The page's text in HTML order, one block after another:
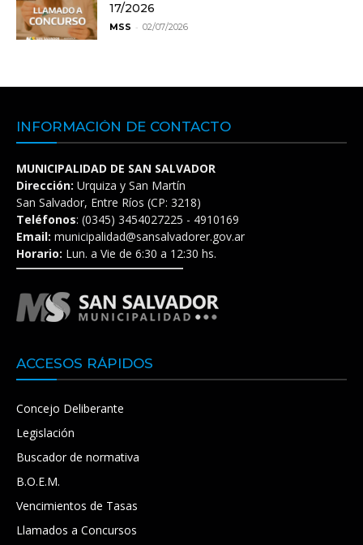
17/2026
MSS - 02/07/2026
INFORMACIÓN DE CONTACTO
MUNICIPALIDAD DE SAN SALVADOR
Dirección: Urquiza y San Martín
San Salvador, Entre Ríos (CP: 3218)
Teléfonos: (0345) 3454027225 - 4910169
Email: municipalidad@sansalvadorer.gov.ar
Horario: Lun. a Vie de 6:30 a 12:30 hs.
ACCESOS RÁPIDOS
Concejo Deliberante
Legislación
Buscador de normativa
B.O.E.M.
Vencimientos de Tasas
Llamados a Concursos